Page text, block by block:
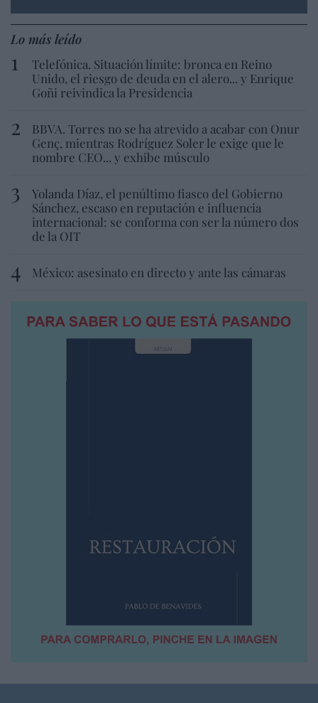
Lo más leído
Telefónica. Situación límite: bronca en Reino
Unido, el riesgo de deuda en el alero... y Enrique
Goñi reivindica la Presidencia
BBVA. Torres no se ha atrevido a acabar con Onur
Genç, mientras Rodríguez Soler le exige que le
nombre CEO... y exhibe músculo
Yolanda Díaz, el penúltimo fiasco del Gobierno
Sánchez, escaso en reputación e influencia
internacional: se conforma con ser la número dos
de la OIT
México: asesinato en directo y ante las cámaras